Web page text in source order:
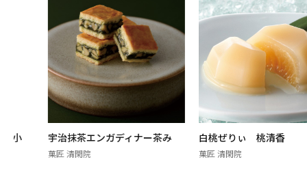
宇治抹茶エンガディナー茶み
菓匠 清閑院
白桃ぜりぃ 桃清香
菓匠 清閑院